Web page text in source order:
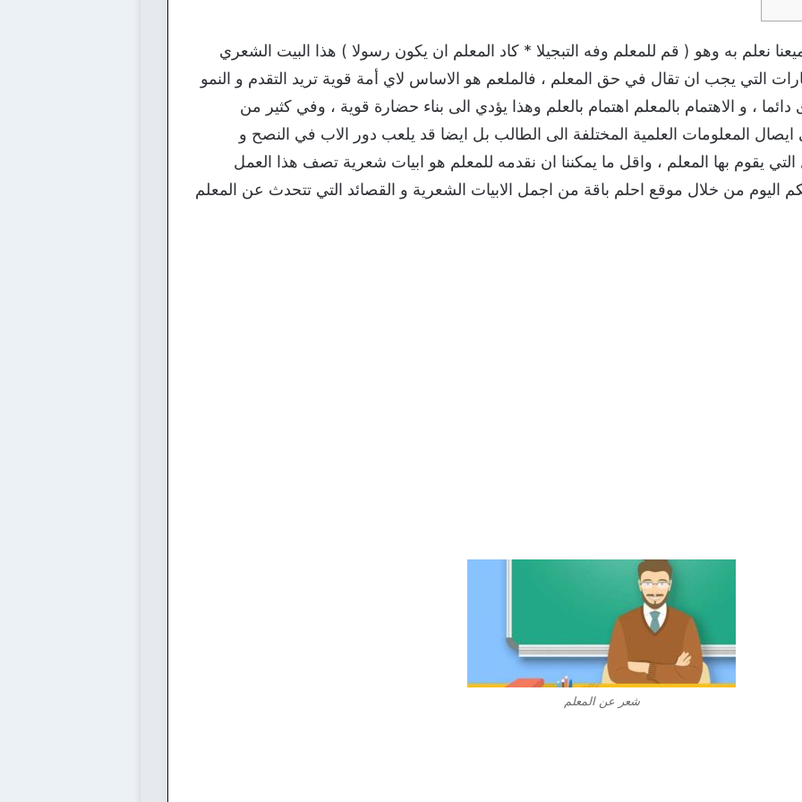
نعلم به وهو ( قم للمعلم وفه التبجيلا * كاد المعلم ان يكون رسولا ) هذا البيت الشعري
التي يجب ان تقال في حق المعلم ، فالملعم هو الاساس لاي أمة قوية تريد التقدم و النمو
، و الاهتمام بالمعلم اهتمام بالعلم وهذا يؤدي الى بناء حضارة قوية ، وفي كثير من
ايصال المعلومات العلمية المختلفة الى الطالب بل ايضا قد يلعب دور الاب في النصح و
يقوم بها المعلم ، واقل ما يمكننا ان نقدمه للمعلم هو ابيات شعرية تصف هذا العمل
اليوم من خلال موقع احلم باقة من اجمل الابيات الشعرية و القصائد التي تتحدث عن المعلم
شعر عن المعلم